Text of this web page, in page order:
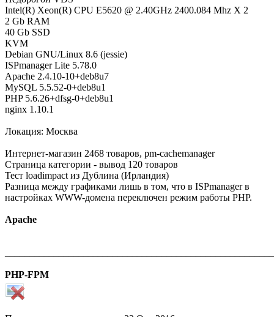
Intel(R) Xeon(R) CPU E5620 @ 2.40GHz 2400.084 Mhz X 2
2 Gb RAM
40 Gb SSD
KVM
Debian GNU/Linux 8.6 (jessie)
ISPmanager Lite 5.78.0
Apache 2.4.10-10+deb8u7
MySQL 5.5.52-0+deb8u1
PHP 5.6.26+dfsg-0+deb8u1
nginx 1.10.1
Локация: Москва
Интернет-магазин 2468 товаров, pm-cachemanager
Страница категории - вывод 120 товаров
Тест loadimpact из Дублина (Ирландия)
Разница между графиками лишь в том, что в ISPmanager в
настройках WWW-домена переключен режим работы PHP.
Apache
PHP-FPM